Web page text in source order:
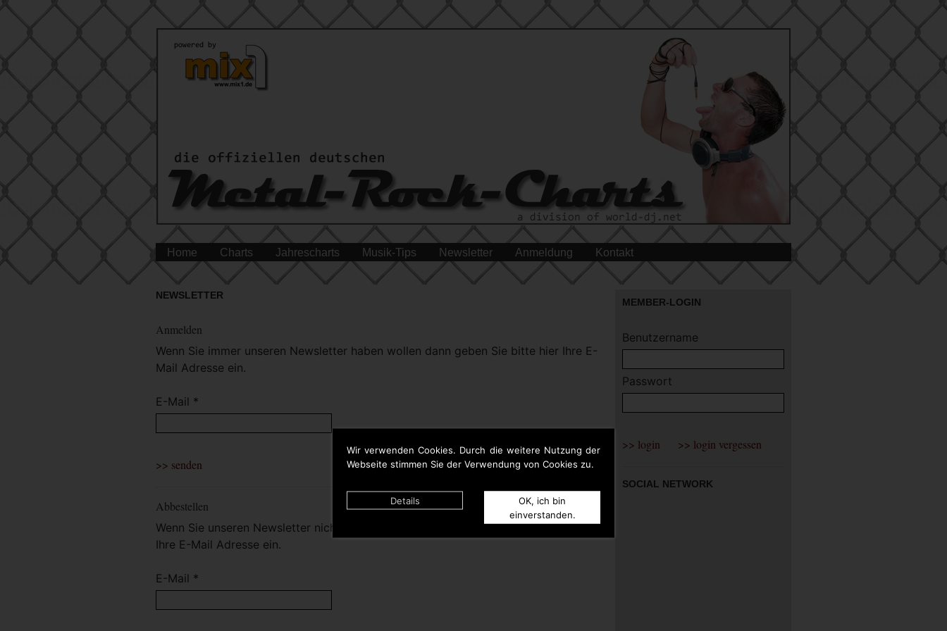
Wir verwenden Cookies. Durch die weitere Nutzung der
Webseite stimmen Sie der Verwendung von Cookies zu.
Details
OK, ich bin
einverstanden.
Home Charts Jahrescharts Musik-Tips Newsletter Anmeldung Kontakt
NEWSLETTER
Anmelden
Wenn Sie immer unseren Newsletter haben wollen dann geben Sie bitte hier Ihre E-
Mail Adresse ein.
E-Mail *
Abbestellen
Wenn Sie unseren Newsletter nicht mehr haben wollen dann geben Sie bitte hier
Ihre E-Mail Adresse ein.
E-Mail *
MEMBER-LOGIN
Benutzername
Passwort
SOCIAL NETWORK